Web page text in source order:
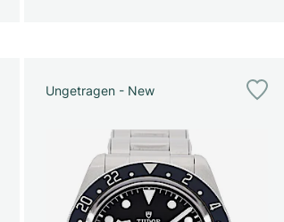
Ungetragen - New